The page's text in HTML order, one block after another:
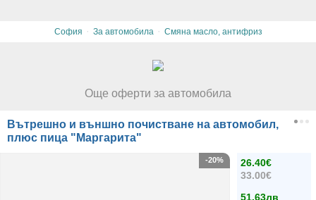
София · За автомобила · Смяна масло, антифриз
Още оферти за автомобила
Вътрешно и външно почистване на автомобил,
плюс пица "Маргарита"
26.40€
33.00€
51.63лв
-20%